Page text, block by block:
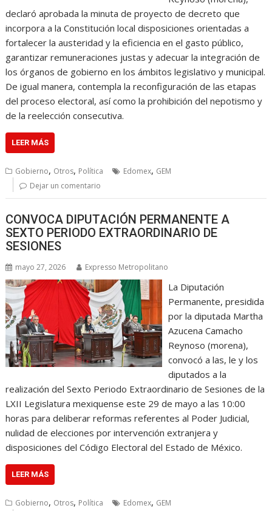
declaró aprobada la minuta de proyecto de decreto que
incorpora a la Constitución local disposiciones orientadas a
fortalecer la austeridad y la eficiencia en el gasto público,
garantizar remuneraciones justas y adecuar la integración de
los órganos de gobierno en los ámbitos legislativo y municipal.
De igual manera, contempla la reconfiguración de las etapas
del proceso electoral, así como la prohibición del nepotismo y
de la reelección consecutiva.
LEER MÁS
Gobierno, Otros, Política Edomex, GEM
Dejar un comentario
CONVOCA DIPUTACIÓN PERMANENTE A
SEXTO PERIODO EXTRAORDINARIO DE
SESIONES
mayo 27, 2026 Expresso Metropolitano
La Diputación
Permanente, presidida
por la diputada Martha
Azucena Camacho
Reynoso (morena),
convocó a las, le y los
diputados a la
realización del Sexto Periodo Extraordinario de Sesiones de la
LXII Legislatura mexiquense este 29 de mayo a las 10:00
horas para deliberar reformas referentes al Poder Judicial,
nulidad de elecciones por intervención extranjera y
disposiciones del Código Electoral del Estado de México.
LEER MÁS
Gobierno, Otros, Política Edomex, GEM